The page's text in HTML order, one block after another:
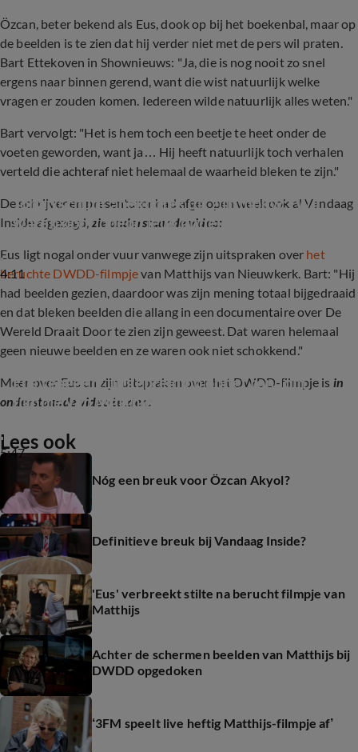
Özcan, beter bekend als Eus, dook op bij het boekenbal, maar op
de beelden is te zien dat hij verder niet met de pers wil praten.
Bart Ettekoven in Shownieuws: "Ja, die is nog nooit zo snel
ergens naar binnen gerend, want die wist natuurlijk welke
vragen er zouden komen. Iedereen wilde natuurlijk alles weten."
Bart vervolgt: "Het is hem toch een beetje te heet onder de
voeten geworden, want ja… Hij heeft natuurlijk toch verhalen
verteld die achteraf niet helemaal de waarheid bleken te zijn."
De schrijver en presentator had afgelopen week ook al Vandaag
Inside afgezegd, zie onderstaande video:
4:11
Johan schudt anekdotes uit zijn mouw: 'Wij
waren doorlopend leuk ondeugend!'
Eus ligt nogal onder vuur vanwege zijn uitspraken over het
beruchte DWDD-filmpjevan Matthijs van Nieuwkerk. Bart: "Hij
had beelden gezien, daardoor was zijn mening totaal bijgedraaid
en dat bleken beelden die allang in een documentaire over De
Wereld Draait Door te zien zijn geweest. Dat waren helemaal
geen nieuwe beelden en ze waren ook niet schokkend."
Meer over Eus en zijn uitspraken over het DWDD-filmpje is in
onderstaande video te zien:
5:47
Eus reageert uitgebreid op ophef rondom
filmpje van Matthijs van Nieuwkerk
Lees ook
Nóg een breuk voor Özcan Akyol?
Definitieve breuk bij Vandaag Inside?
'Eus' verbreekt stilte na berucht filmpje van
Matthijs
Achter de schermen beelden van Matthijs bij
DWDD opgedoken
‘3FM speelt live heftig Matthijs-filmpje af’